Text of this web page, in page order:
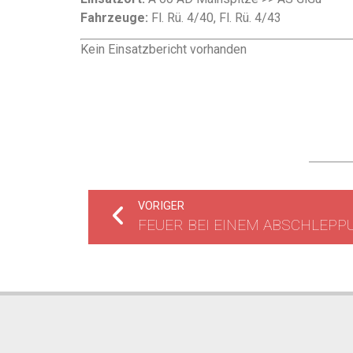
Fahrzeuge: Fl. Rü. 4/40, Fl. Rü. 4/43
Kein Einsatzbericht vorhanden
VORIGER